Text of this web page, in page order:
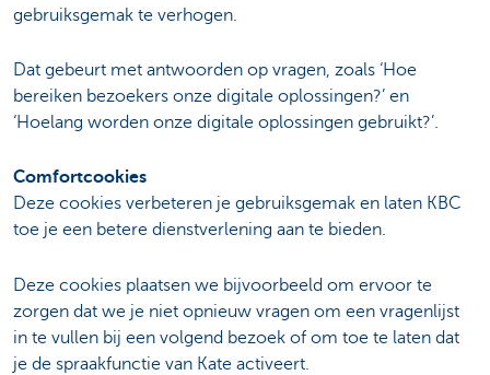
gebruiksgemak te verhogen.
Dat gebeurt met antwoorden op vragen, zoals ‘Hoe
bereiken bezoekers onze digitale oplossingen?’ en
‘Hoelang worden onze digitale oplossingen gebruikt?’.
Comfortcookies
Deze cookies verbeteren je gebruiksgemak en laten KBC
toe je een betere dienstverlening aan te bieden.
Deze cookies plaatsen we bijvoorbeeld om ervoor te
zorgen dat we je niet opnieuw vragen om een vragenlijst
in te vullen bij een volgend bezoek of om toe te laten dat
je de spraakfunctie van Kate activeert.